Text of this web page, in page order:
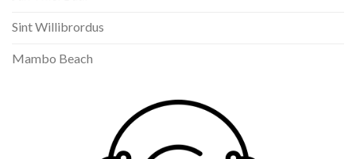
Sint Willibrordus
Mambo Beach